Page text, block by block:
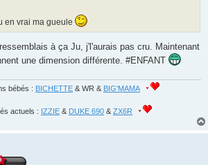
en vrai ma gueule
à ça Ju, j'l'aurais pas cru. Maintenant
une dimension différente. #ENFANT
bébés : BICHETTE & WR & BIG'MAMA
actuels : IZZIE & DUKE 690 & ZX6R